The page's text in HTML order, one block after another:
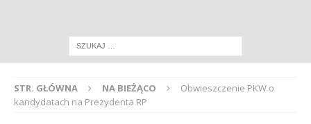
STR. GŁÓWNA NA BIEŻĄCO
Obwieszczenie PKW o
kandydatach na Prezydenta RP